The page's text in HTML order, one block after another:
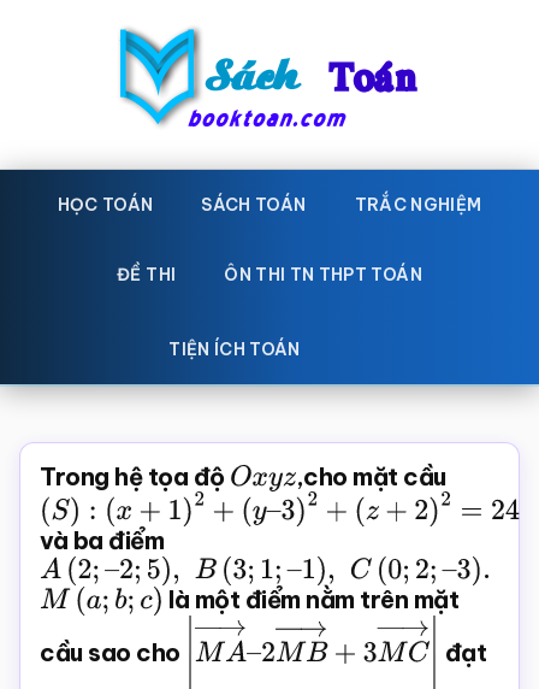
Sách
Toán
toán
Học
toán,
giáo
Toán,
trắc
nghiệm
Toán
online
HỌC TOÁN SÁCH TOÁN TRẮC NGHIỆM
ĐỀ THI ÔN THI TN THPT TOÁN
TIỆN ÍCH TOÁN
Trong hệ tọa độ Oxyz,cho mặt cầu
(S):
(x+1)2+
(y –3) 2+
(z+ 2)2=24
và ba điểm
A( 2;– 2;5 ),B( 3;1 ;–1 ),C(0;2 –3 )
.
M(a;b; c)
là một điểm nằm trên mặt
cầu sao cho MA→–
đạt